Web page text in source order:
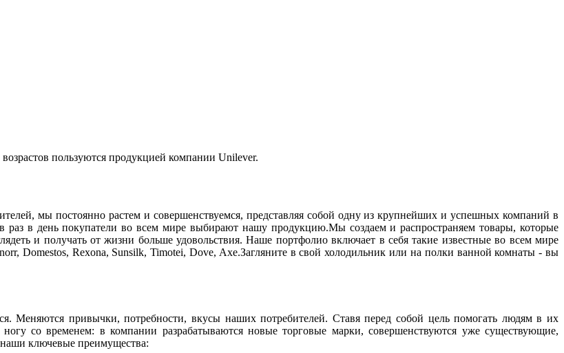
пользуются продукцией компании Unilever.
мы постоянно растем и совершенствуемся, представляя собой одну из крупнейших и успешных компаний в
раз в день покупатели во всем мире выбирают нашу продукцию.Мы создаем и распространяем товары, которые
и получать от жизни больше удовольствия. Наше портфолио включает в себя такие известные во всем мире
Domestos, Rexona, Sunsilk, Timotei, Dove, Axe.Загляните в свой холодильник или на полки ванной комнаты - вы
Меняются привычки, потребности, вкусы наших потребителей. Ставя перед собой цель помогать людям в их
со временем: в компании разрабатываются новые торговые марки, совершенствуются уже существующие,
ключевые преимущества: